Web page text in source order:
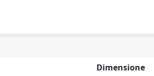
Dimensione